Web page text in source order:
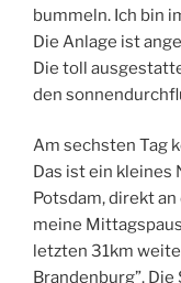
bummeln. Ich bin
Die Anlage ist
Die toll
den
Am sechsten Tag
Das ist ein kleines
Potsdam, direkt
meine
letzten 31km
Brandenburg”.